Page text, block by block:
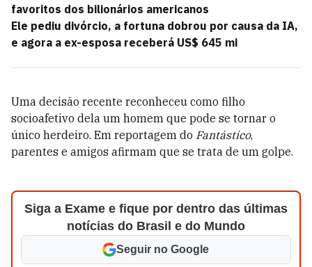
favoritos dos bilionários americanos
Ele pediu divórcio, a fortuna dobrou por causa da IA,
e agora a ex-esposa receberá US$ 645 mi
Uma decisão recente reconheceu como filho
socioafetivo dela um homem que pode se tornar o
único herdeiro. Em reportagem do Fantástico,
parentes e amigos afirmam que se trata de um golpe.
Siga a Exame e fique por dentro das últimas
notícias do Brasil e do Mundo
Seguir no Google